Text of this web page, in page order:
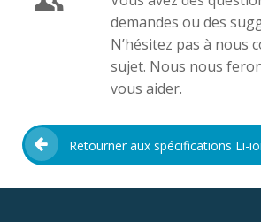
demandes ou des
N’hésitez pas à nous
sujet. Nous nous
vous aider.
Retourner aux spécifications Li-